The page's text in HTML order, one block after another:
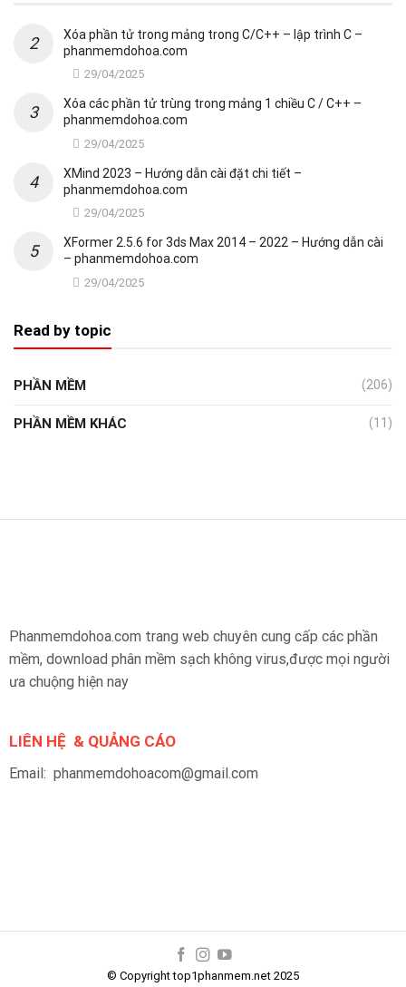
Xóa phần tử trong mảng trong C/C++ – lập trình C –
phanmemdohoa.com
29/04/2025
Xóa các phần tử trùng trong mảng 1 chiều C / C++ –
phanmemdohoa.com
29/04/2025
XMind 2023 – Hướng dẫn cài đặt chi tiết –
phanmemdohoa.com
29/04/2025
XFormer 2.5.6 for 3ds Max 2014 – 2022 – Hướng dẫn cài
– phanmemdohoa.com
29/04/2025
Read by topic
PHẦN MỀM (206)
PHẦN MỀM KHÁC (11)
Phanmemdohoa.com trang web chuyên cung cấp các phần
mềm, download phân mềm sạch không virus,được mọi người
ưa chuộng hiện nay
LIÊN HỆ & QUẢNG CÁO
Email: phanmemdohoacom@gmail.com
© Copyright top1phanmem.net 2025